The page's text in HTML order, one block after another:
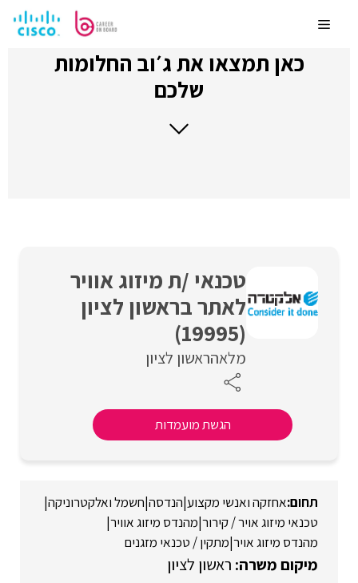
לתוכןMenu
כאן תמצאו את ג׳וב החלומות
שלכם
טכנאי /ת מיזוג אוויר
לאתר בראשון לציון
(19995)
מלאהראשון לציון
הגשת מועמדות
אחזקה ואנשי מקצוע|הנדסה|חשמל ואלקטרוניקה|
טכנאי מיזוג אויר / קירור|מהנדס מיזוג אוויר|
מהנדס מיזוג אויר|מתקין / טכנאי מזגנים
ראשון לציון